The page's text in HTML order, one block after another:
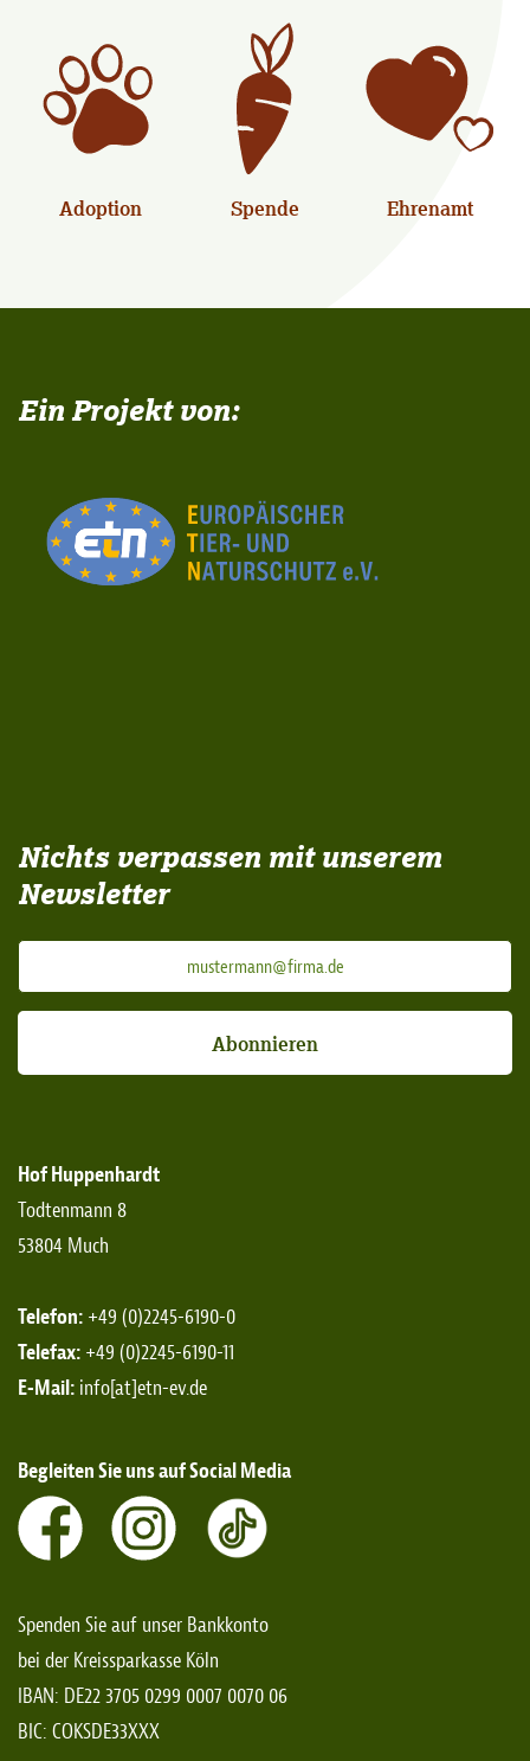
Adoption Spende Ehrenamt
Ein Projekt von:
Nichts verpassen mit unserem
Newsletter
Abonnieren
Hof Huppenhardt
Todtenmann 8
53804 Much
Telefon: +49 (0)2245-6190-0
Telefax: +49 (0)2245-6190-11
E-Mail: info[at]etn-ev.de
Begleiten Sie uns auf Social Media
Spenden Sie auf unser Bankkonto
bei der Kreissparkasse Köln
IBAN: DE22 3705 0299 0007 0070 06
BIC: COKSDE33XXX